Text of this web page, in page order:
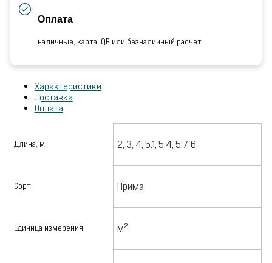
Оплата
наличные, карта, QR или безналичный расчет.
Характеристики
Доставка
Оплата
Длина, м 2, 3, 4, 5.1, 5.4, 5.7, 6
Сорт Прима
Единица измерения м²